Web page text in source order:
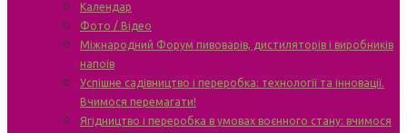
Календар
Фото / Відео
Міжнародний Форум пивоварів, дистиляторів і виробників
напоїв
Успішне садівництво і переробка: технології та інновації.
Вчимося перемагати!
Ягідництво і переробка в умовах воєнного стану: вчимося